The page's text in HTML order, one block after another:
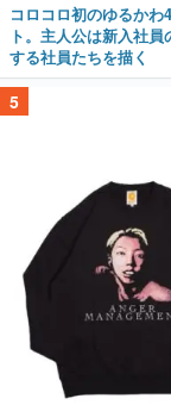
コロコロ初のゆるか
ト。主人公は新入社
する社員たちを描く
5